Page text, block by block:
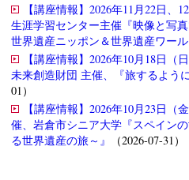
【講座情報】2026年11月22日、
生涯学習センター主催『映像と写
世界遺産ニッポン＆世界遺産ワー
【講座情報】2026年10月18日
未来創造財団 主催、『旅するよう
01）
【講座情報】2026年10月23日
催、岩倉市シニア大学『スペイン
る世界遺産の旅～』
（2026-07-31）